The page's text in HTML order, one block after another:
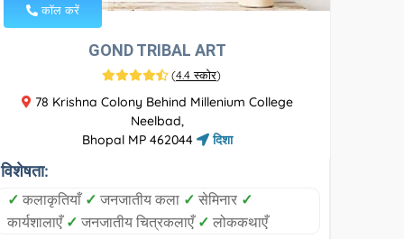
कॉल करें
GOND TRIBAL ART
(4.4 स्कोर)
78 Krishna Colony Behind Millenium College
Neelbad,
Bhopal MP 462044
दिशा
विशेषता:
✓ कलाकृतियाँ ✓ जनजातीय कला ✓ सेमिनार ✓
कार्यशालाएँ✓ जनजातीय चित्रकलाएँ✓ लोककथाएँ